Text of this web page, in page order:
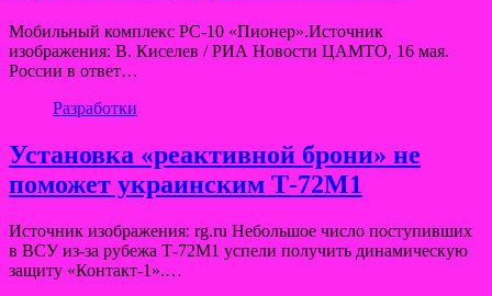
Мобильный комплекс РС-10 «Пионер».Источник
изображения: В. Киселев / РИА Новости ЦАМТО, 16 мая.
России в ответ…
Разработки
Установка «реактивной брони» не
поможет украинским Т-72М1
Источник изображения: rg.ru Небольшое число поступивших
в ВСУ из-за рубежа Т-72М1 успели получить динамическую
защиту «Контакт-1».…